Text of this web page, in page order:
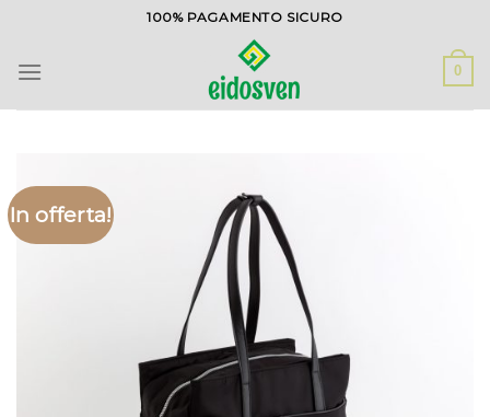
contenuti
100% PAGAMENTO SICURO
0
In offerta!